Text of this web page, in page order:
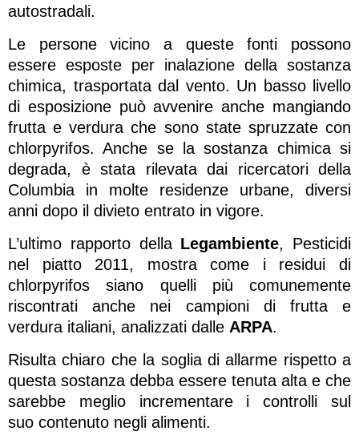
autostradali.
Le persone vicino a queste fonti possono
essere esposte per inalazione della sostanza
chimica, trasportata dal vento. Un basso livello
di esposizione può avvenire anche mangiando
frutta e verdura che sono state spruzzate con
chlorpyrifos. Anche se la sostanza chimica si
degrada, è stata rilevata dai ricercatori della
Columbia in molte residenze urbane, diversi
anni dopo il divieto entrato in vigore.
L’ultimo rapporto della Legambiente, Pesticidi
nel piatto 2011, mostra come i residui di
chlorpyrifos siano quelli più comunemente
riscontrati anche nei campioni di frutta e
verdura italiani, analizzati dalle ARPA.
Risulta chiaro che la soglia di allarme rispetto a
questa sostanza debba essere tenuta alta e che
sarebbe meglio incrementare i controlli sul
suo contenuto negli alimenti.